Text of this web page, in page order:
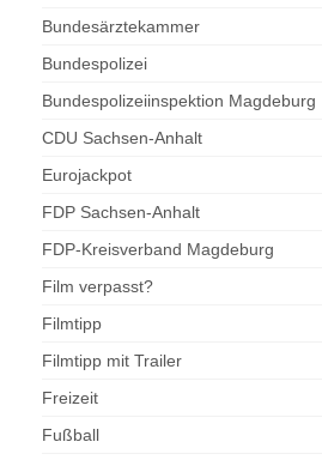
Bundesärztekammer
Bundespolizei
Bundespolizeiinspektion Magdeburg
CDU Sachsen-Anhalt
Eurojackpot
FDP Sachsen-Anhalt
FDP-Kreisverband Magdeburg
Film verpasst?
Filmtipp
Filmtipp mit Trailer
Freizeit
Fußball